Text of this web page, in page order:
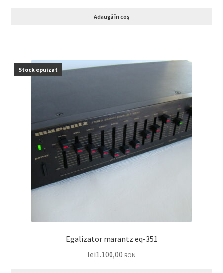
Adaugă în coș
Stock epuizat
Egalizator marantz eq-351
lei1.100,00 RON